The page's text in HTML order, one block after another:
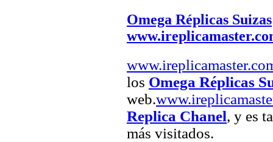
Omega Réplicas Suizas
los Omega Réplicas
web.
Replica Chanel, y es
más visitados.